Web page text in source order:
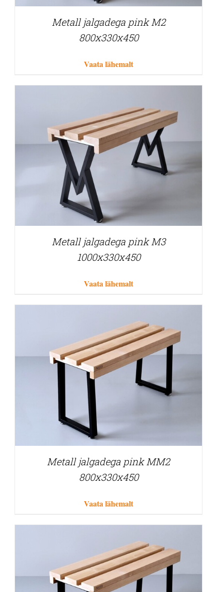
Metall jalgadega pink M2
800x330x450
Vaata lähemalt
Metall jalgadega pink M3
1000x330x450
Vaata lähemalt
Metall jalgadega pink MM2
800x330x450
Vaata lähemalt